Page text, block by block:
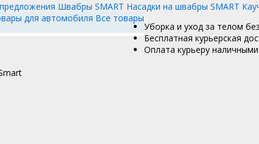
Швабры SMART Насадки на швабры SMART
для автомобиля Все товары
Уборка и уход за телом
Бесплатная курьерская
Оплата курьеру